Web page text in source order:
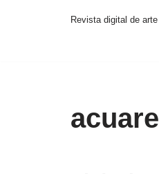
Revista digital de